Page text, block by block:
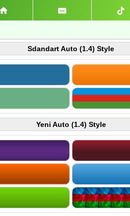
Sdandart Auto (1.4) Style
Yeni Auto (1.4) Style